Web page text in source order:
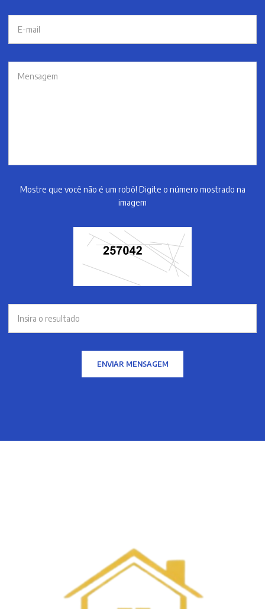
Mostre que você não é um robô! Digite o número mostrado na
imagem
ENVIAR MENSAGEM